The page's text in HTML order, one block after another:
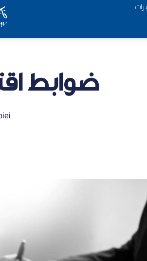
ضوابط